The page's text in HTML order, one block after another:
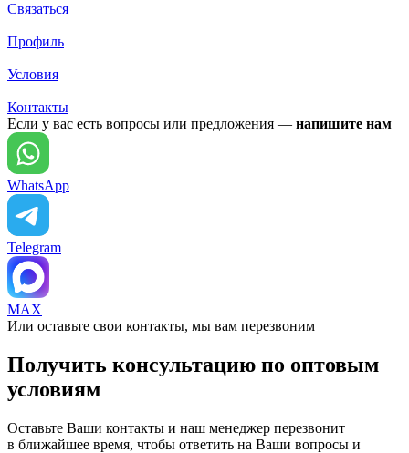
Связаться
Профиль
Условия
Контакты
Если у вас есть вопросы или предложения — напишите нам
WhatsApp
Telegram
MAX
Или оставьте свои контакты, мы вам перезвоним
Получить консультацию по оптовым
условиям
Оставьте Ваши контакты и наш менеджер перезвонит
в ближайшее время, чтобы ответить на Ваши вопросы и